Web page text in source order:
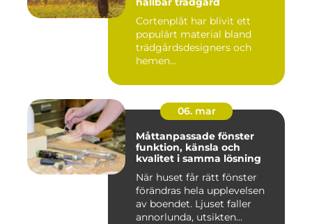
Cortenplåt har blivit ett
populärt material bland
trädgårdsdesigners och
hemen...
06. mar
Måttanpassade fönster
funktion, känsla och
kvalitet i samma lösning
När huset får rätt fönster
förändras hela upplevelsen
av boendet. Ljuset faller
annorlunda, utsikten...